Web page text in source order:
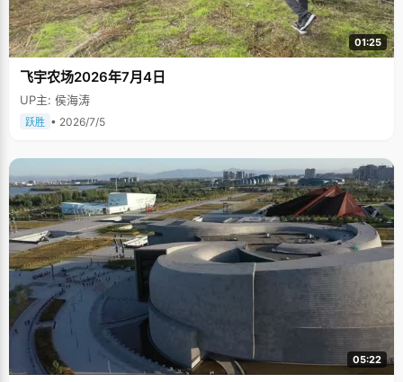
01:25
飞宇农场2026年7月4日
UP主: 侯海涛
跃胜 • 2026/7/5
05:22